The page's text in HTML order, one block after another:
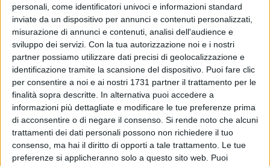
personali, come identificatori univoci e informazioni standard
inviate da un dispositivo per annunci e contenuti personalizzati,
misurazione di annunci e contenuti, analisi dell'audience e
sviluppo dei servizi. Con la tua autorizzazione noi e i nostri
partner possiamo utilizzare dati precisi di geolocalizzazione e
identificazione tramite la scansione del dispositivo. Puoi fare clic
per consentire a noi e ai nostri 1731 partner il trattamento per le
finalità sopra descritte. In alternativa puoi accedere a
informazioni più dettagliate e modificare le tue preferenze prima
di acconsentire o di negare il consenso. Si rende noto che alcuni
trattamenti dei dati personali possono non richiedere il tuo
consenso, ma hai il diritto di opporti a tale trattamento. Le tue
preferenze si applicheranno solo a questo sito web. Puoi
I carabinieri del nucleo operativo e radiomobile di Trani sono
intervenuti nella zona 167 (in via Pietro Porcelli) per uno
scontro tra auto e moto, intorno all'una nella notte tra
giovedì 26 e venerdì 27 febbraio.
I due mezzi sono entrati in collisione e l'impatto sarebbe